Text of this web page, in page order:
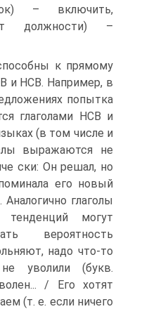
– включить,
должности) –
к прямому
и НСВ. Например, в
попытка
глаголами НСВ и
(в том числе и
выражаются не
ски: Он решал, но
его новый
глаголы
могут
вероятность
надо что-то
уволили (букв.
/ Его хотят
(т. е. если ничего